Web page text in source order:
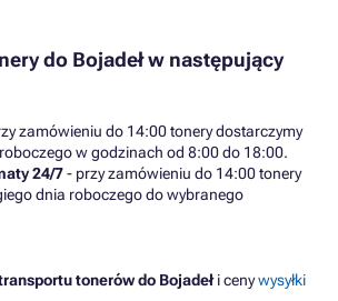
do Bojadeł w następujący
zamówieniu do 14:00 tonery dostarczymy
w godzinach od 8:00 do 18:00.
24/7- przy zamówieniu do 14:00 tonery
dnia roboczego do wybranego
tonerów do Bojadełi cenywysyłki